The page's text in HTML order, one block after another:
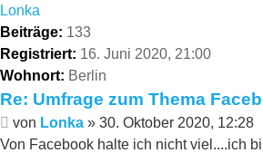
oben
Lonka
Beiträge: 133
Registriert: 16. Juni 2020, 21:00
Wohnort: Berlin
Re: Umfrage zum Thema
Beitrag
von Lonka » 30. Oktober 2020, 12:28
Von Facebook halte ich nicht viel....ich